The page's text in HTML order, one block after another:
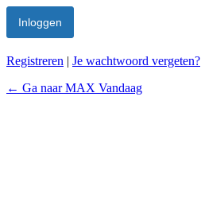
Registreren | Je wachtwoord vergeten?
← Ga naar MAX Vandaag